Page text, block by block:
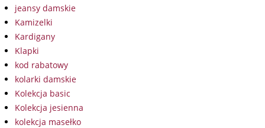
jeansy damskie
Kamizelki
Kardigany
Klapki
kod rabatowy
kolarki damskie
Kolekcja basic
Kolekcja jesienna
kolekcja masełko